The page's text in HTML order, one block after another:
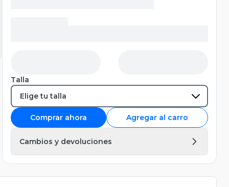
Talla
Comprar ahora Agregar al carro
Cambios y devoluciones